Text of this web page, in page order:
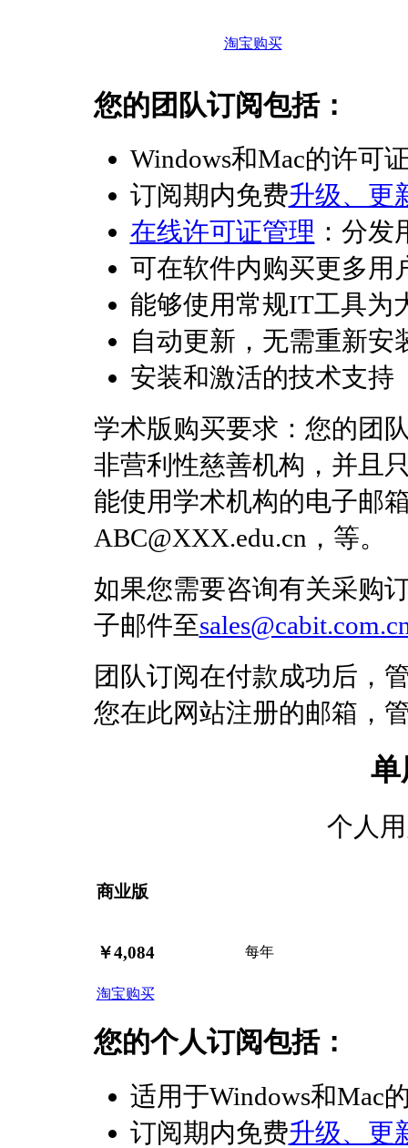
淘宝购买
您的团队订阅包括：
Windows和Mac的许可
订阅期内免费升级、更
在线许可证管理 ：分
可在软件内购买更多用
能够使用常规IT工具为
自动更新，无需重新安
安装和激活的技术支持
学术版购买要求：您的团
非营利性慈善机构，并且
能使用学术机构的电子邮
ABC@XXX.edu.cn，等。
如果您需要咨询有关采购
子邮件至
团队订阅在付款成功后，
您在此网站注册的邮箱，
单
个人
商业版
￥4,084 每年
淘宝购买
您的个人订阅包括：
适用于Windows和Mac
订阅期内免费升级、更